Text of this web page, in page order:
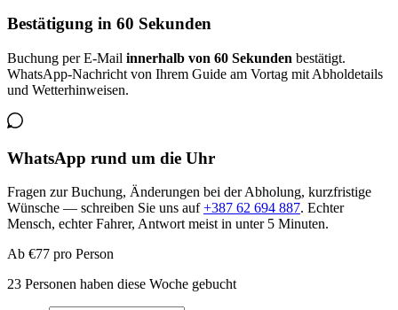
Bestätigung in 60 Sekunden
Buchung per E-Mail innerhalb von 60 Sekunden bestätigt.
WhatsApp-Nachricht von Ihrem Guide am Vortag mit Abholdetails
und Wetterhinweisen.
WhatsApp rund um die Uhr
Fragen zur Buchung, Änderungen bei der Abholung, kurzfristige
Wünsche — schreiben Sie uns auf+387 62 694 887. Echter
Mensch, echter Fahrer, Antwort meist in unter 5 Minuten.
Ab €77 pro Person
23 Personen haben diese Woche gebucht